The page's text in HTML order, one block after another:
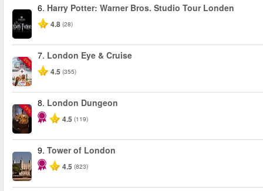
6. Harry Potter: Warner Bros. Studio Tour Londen
4.8 (28)
-20%
7. London Eye & Cruise
4.5 (355)
-15%
8. London Dungeon
4.5 (119)
9. Tower of London
4.5 (823)